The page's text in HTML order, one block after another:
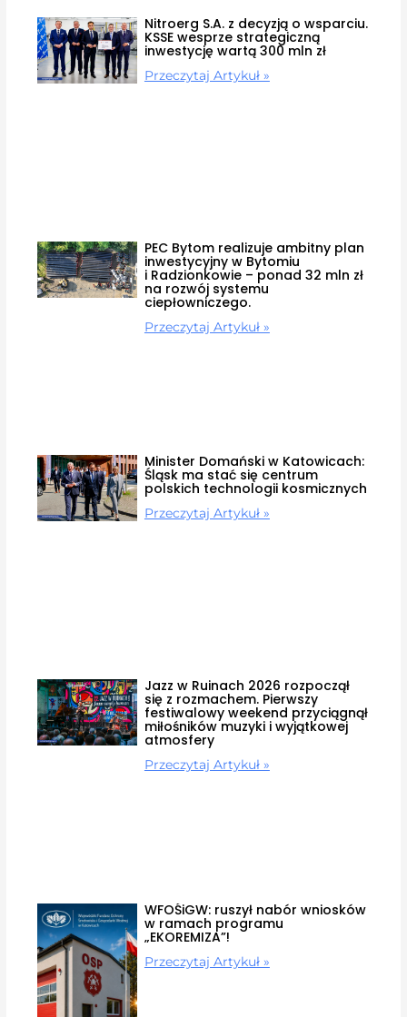
Nitroerg S.A. z decyzją o wsparciu.
KSSE wesprze strategiczną
inwestycję wartą 300 mln zł
Przeczytaj Artykuł »
PEC Bytom realizuje ambitny plan
inwestycyjny w Bytomiu
i Radzionkowie – ponad 32 mln zł
na rozwój systemu
ciepłowniczego.
Przeczytaj Artykuł »
Minister Domański w Katowicach:
Śląsk ma stać się centrum
polskich technologii kosmicznych
Przeczytaj Artykuł »
Jazz w Ruinach 2026 rozpoczął
się z rozmachem. Pierwszy
festiwalowy weekend przyciągnął
miłośników muzyki i wyjątkowej
atmosfery
Przeczytaj Artykuł »
WFOŚiGW: ruszył nabór wniosków
w ramach programu
„EKOREMIZA”!
Przeczytaj Artykuł »